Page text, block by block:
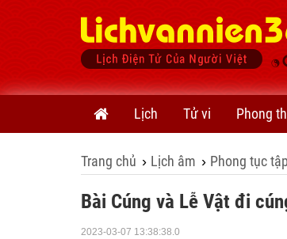
Lịch Tử vi Phong
Trang chủ › Lịch âm › Phong tục
Bài Cúng và Lễ Vật đi
2023-03-07 13:38:38.0